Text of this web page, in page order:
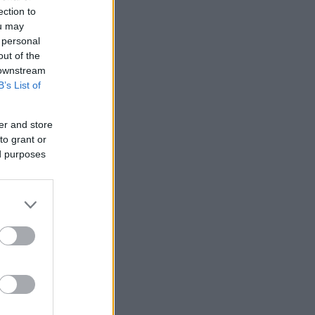
to
may
of the
List of
and store
grant or
purposes